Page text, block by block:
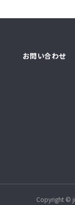
お問い合わせ
Copyright ©